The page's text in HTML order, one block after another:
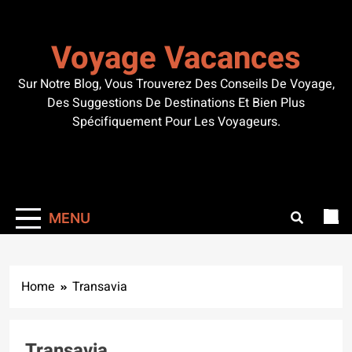
Voyage Vacances
Sur Notre Blog, Vous Trouverez Des Conseils De Voyage,
Des Suggestions De Destinations Et Bien Plus
Spécifiquement Pour Les Voyageurs.
MENU
Home Transavia